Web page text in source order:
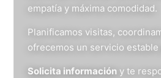
empatía y máxima comodidad.
Planificamos visitas,
ofrecemos un servicio estable
Solicita información y te